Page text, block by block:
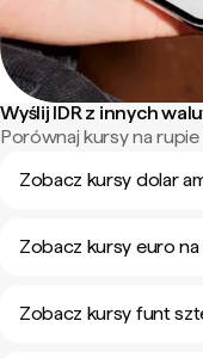
Wyślij IDR z innych
Porównaj kursy na
Zobacz kursy dolar
Zobacz kursy euro
Zobacz kursy funt